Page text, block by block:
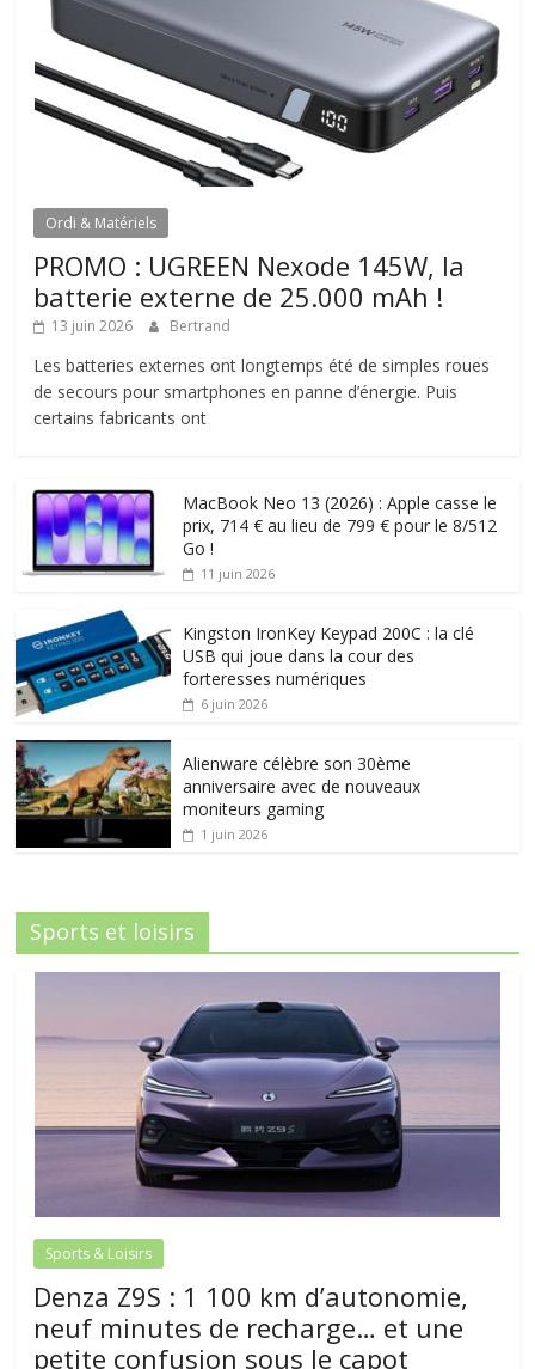
Ordi & Matériels
PROMO : UGREEN Nexode 145W, la
batterie externe de 25.000 mAh !
13 juin 2026 Bertrand
Les batteries externes ont longtemps été de simples roues
de secours pour smartphones en panne d’énergie. Puis
certains fabricants ont
MacBook Neo 13 (2026) : Apple casse le
prix, 714 € au lieu de 799 € pour le 8/512
Go !
11 juin 2026
Kingston IronKey Keypad 200C : la clé
USB qui joue dans la cour des
forteresses numériques
6 juin 2026
Alienware célèbre son 30ème
anniversaire avec de nouveaux
moniteurs gaming
1 juin 2026
Sports et loisirs
Sports & Loisirs
Denza Z9S : 1 100 km d’autonomie,
neuf minutes de recharge… et une
petite confusion sous le capot